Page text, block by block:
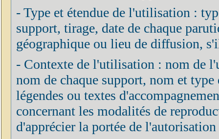
- Type et étendue de l'utilisation :
support, tirage, date de chaque
géographique ou lieu de diffusion,
- Contexte de l'utilisation : nom de
nom de chaque support, nom et
légendes ou textes
concernant les modalités de
d'apprécier la portée de